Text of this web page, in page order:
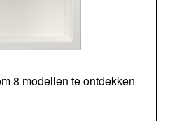
8 modellen te ontdekken